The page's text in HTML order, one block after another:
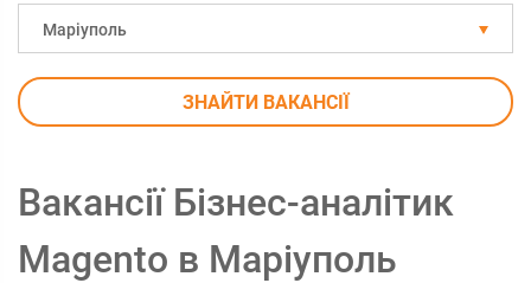
Маріуполь
ЗНАЙТИ ВАКАНСІЇ
Вакансії Бізнес-аналітик
Magento в Маріуполь